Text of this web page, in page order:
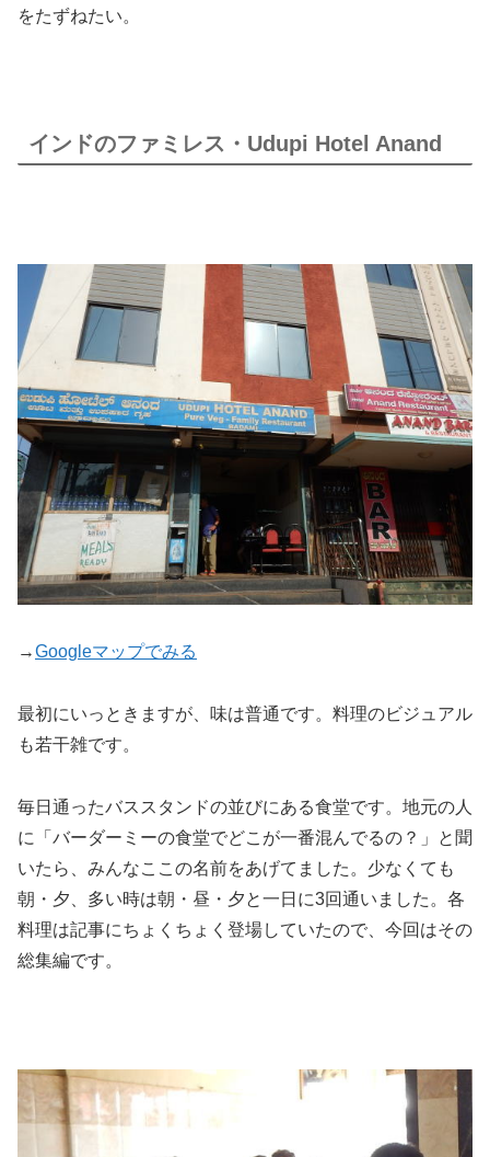
をたずねたい。
インドのファミレス・Udupi Hotel Anand
→Googleマップでみる
最初にいっときますが、味は普通です。料理のビジュアル
も若干雑です。
毎日通ったバススタンドの並びにある食堂です。地元の人
に「バーダーミーの食堂でどこが一番混んでるの？」と聞
いたら、みんなここの名前をあげてました。少なくても
朝・夕、多い時は朝・昼・夕と一日に3回通いました。各
料理は記事にちょくちょく登場していたので、今回はその
総集編です。